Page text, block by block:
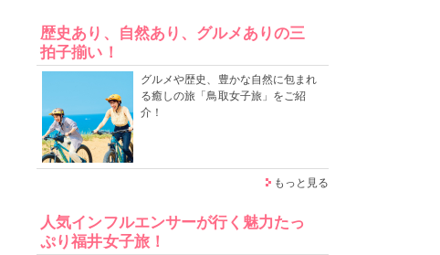
歴史あり、自然あり、グルメありの三
拍子揃い！
グルメや歴史、豊かな自然に包まれ
る癒しの旅「鳥取女子旅」をご紹
介！
もっと見る
人気インフルエンサーが行く魅力たっ
ぷり福井女子旅！